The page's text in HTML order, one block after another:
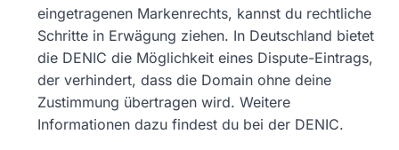
eingetragenen Markenrechts, kannst du rechtliche
Schritte in Erwägung ziehen. In Deutschland bietet
die DENIC die Möglichkeit eines Dispute-Eintrags,
der verhindert, dass die Domain ohne deine
Zustimmung übertragen wird. Weitere
Informationen dazu findest du bei der DENIC.